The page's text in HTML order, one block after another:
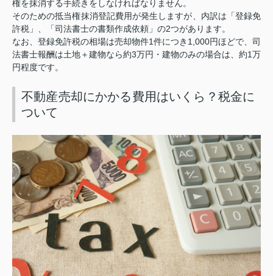
権を抹消する手続きをしなければなりません。
そのための抵当権抹消登記費用が発生しますが、内訳は「登録免
許税」、「司法書士の書類作成依頼」の2つがあります。
なお、登録免許税の相場は売却物件1 件につき 1,000円ほどで、司
法書士報酬は土地＋建物なら約3万円・建物のみの場合は、約1 万
円程度です。
不動産売却にかかる費用はいくら？税金に
ついて